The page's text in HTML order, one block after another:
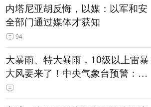
内塔尼亚胡反悔，以媒：以军和安
全部门通过媒体才获知
94
大暴雨、特大暴雨，10级以上雷暴
大风要来了！中央气象台预警：今
天到明天，浙江、安徽有特大暴雨